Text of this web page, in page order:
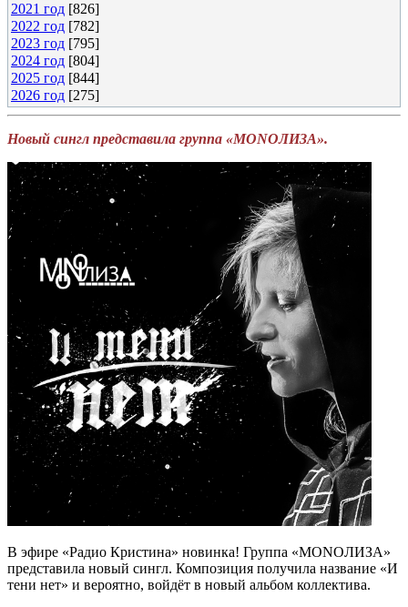
2021 год [826]
2022 год [782]
2023 год [795]
2024 год [804]
2025 год [844]
2026 год [275]
Новый сингл представила группа «MONOЛИЗА».
В эфире «Радио Кристина» новинка! Группа «MONOЛИЗА»
представила новый сингл. Композиция получила название «И
тени нет» и вероятно, войдёт в новый альбом коллектива.